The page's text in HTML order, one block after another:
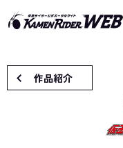
当サイトでは、機械的な自動翻訳
す。指定した言語に切り替わらな
訳機能をご利用ください。
作品紹介